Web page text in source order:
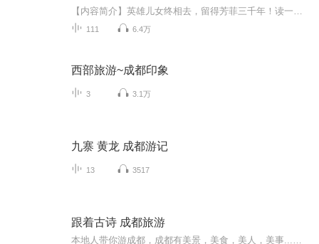
111 6.4万
西部旅游~成都印象
3 3.1万
九寨 黄龙 成都游记
13 3517
跟着古诗 成都旅游